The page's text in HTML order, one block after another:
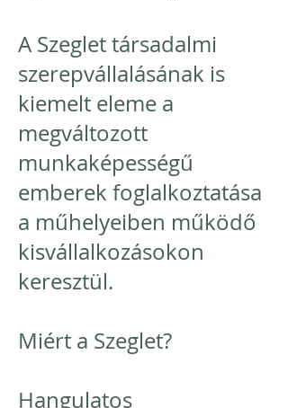
A Szeglet társadalmi
szerepvállalásának is
kiemelt eleme a
megváltozott
munkaképességű
emberek foglalkoztatása
a műhelyeiben működő
kisvállalkozásokon
keresztül.
Miért a Szeglet?
Hangulatos